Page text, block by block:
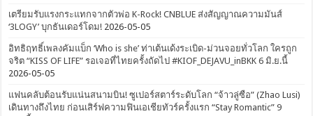
เตรียมรับแรงกระแทกจากตัวพ่อ K-Rock! CNBLUE ส่งสัญญาณความมันส์
‘3LOGY’ บุกธันเดอร์โดม! 2026-05-05
อิทธิฤทธิ์เพลงคัมแบ็ก ‘Who is she’ ท่าเต้นเด้งระเบิด-ม่วนจอยทั่วโลก ใครถูก
จริต “KISS OF LIFE” รอเจอที่ไทยครั้งถัดไป #KIOF_DEJAVU_inBKK 6 มิ.ย.นี้
2026-05-05
แฟนคลับต้อนรับแน่นสนามบิน! ซูเปอร์สตาร์ระดับโลก “จ้าวลู่ซือ” (Zhao Lusi)
เดินทางถึงไทย ก่อนเสิร์ฟความฟินเอเชียทัวร์ครั้งแรก “Stay Romantic” 9